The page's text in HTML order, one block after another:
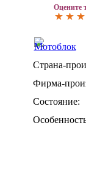
Оцените
Страна-
Фирма-
Состояние: